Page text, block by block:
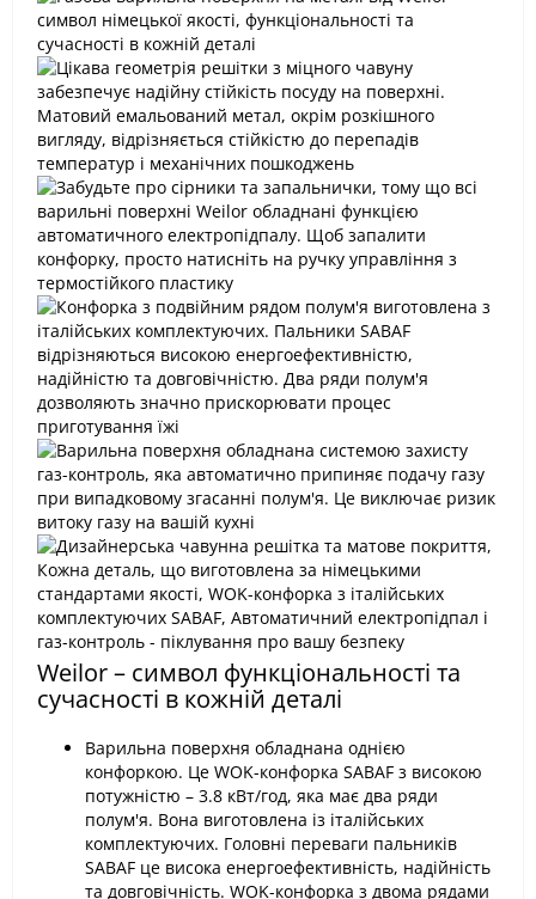
Weilor – символ функціональності та
сучасності в кожній деталі
Варильна поверхня обладнана однією
конфоркою. Це WOK-конфорка SABAF з високою
потужністю – 3.8 кВт/год, яка має два ряди
полум'я. Вона виготовлена із італійських
комплектуючих. Головні переваги пальників
SABAF це висока енергоефективність, надійність
та довговічність. WOK-конфорка з двома рядами